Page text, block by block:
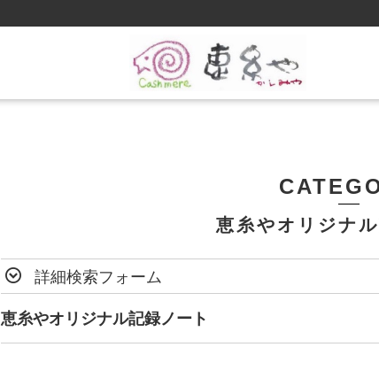
恵糸やオリジナ
詳細検索フォーム
恵糸やオリジナル記録ノート